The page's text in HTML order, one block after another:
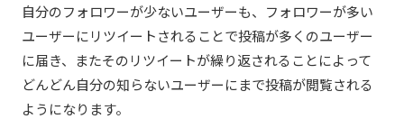
自分のフォロワーが少ないユーザーも、フォロワーが多い
ユーザーにリツイートされることで投稿が多くのユーザー
に届き、またそのリツイートが繰り返されることによって
どんどん自分の知らないユーザーにまで投稿が閲覧される
ようになります。